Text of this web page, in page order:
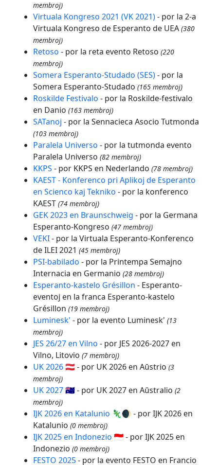
membroj)
Virtuala Kongreso 2021 (VK 2021)- por la 2-a
Virtuala Kongreso de Esperanto de UEA (380
membroj)
Retoso - por la reta evento Retoso (220
membroj)
Somera Esperanto-Studado (SES)- por la
Somera Esperanto-Studado (165 membroj)
Roskilde Festivalo - por la Roskilde-festivalo
en Danio (163 membroj)
SATanoj - por la Sennacieca Asocio Tutmonda
(103 membroj)
Paralela Universo - por la tutmonda evento
Paralela Universo (82 membroj)
KKPS - por KKPS en Nederlando (78 membroj)
KAEST - Konferenco pri Aplikoj de Esperanto
en Scienco kaj Tekniko - por la konferenco
KAEST (74 membroj)
GEK 2023 en Braunschweig - por la Germana
Esperanto-Kongreso (47 membroj)
VEKI- por la Virtuala Esperanto-Konferenco
de ILEI 2021 (45 membroj)
PSI-babilado - por la Printempa Semajno
Internacia en Germanio (28 membroj)
Esperanto-kastelo Grésillon - Esperanto-
eventoj en la franca Esperanto-kastelo
Grésillon (19 membroj)
Luminesk' - por la evento Luminesk' (13
membroj)
JES 26/27 en Vilno - por JES 2026-2027 en
Vilno, Litovio (7 membroj)
UK 2026 🇦🇹- por UK 2026 en Aŭstrio (3
membroj)
UK 2027 🇦🇺- por UK 2027 en Aŭstralio (2
membroj)
IJK 2026 en Katalunio 🦎🌒 - por IJK 2026 en
Katalunio (0 membroj)
IJK 2025 en Indonezio 🇮🇩- por IJK 2025 en
Indonezio (0 membroj)
FESTO 2025- por la evento FESTO en Francio